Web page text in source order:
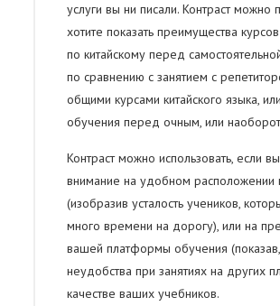
услуги вы ни писали. Контраст можно
хотите показать преимущества
по китайскому перед
по сравнению с занятием с
общими курсами китайского языка,
обучения перед очным, или
Контраст можно использовать, если
внимание на удобном расположении
(изобразив усталость учеников,
много времени на дорогу), или на
вашей платформы обучения
неудобства при занятиях на других
качестве ваших учебников.